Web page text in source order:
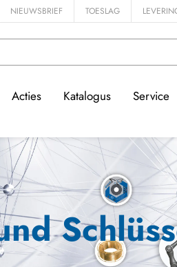
NIEUWSBRIEF TOESLAG
Acties Katalogus Service